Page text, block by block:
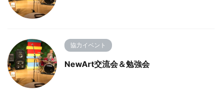
協力イベント
NewArt交流会＆勉強会